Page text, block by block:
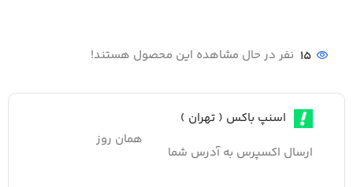
15 نفر در حال مشاهده این محصول هستند!
اسنپ باکس ( تهران )
ارسال اکسپرس به آدرس شما
همان روز